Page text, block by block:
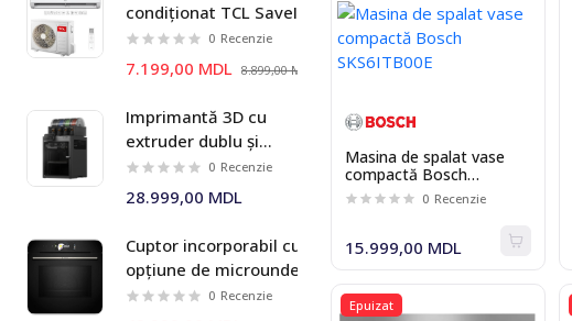
condiționat TCL SaveIN
TAC-09CHSD/ZG11I
Inverter wi-fi
0 Recenzie
7.199,00 MDL 8.899,00 MDL
Imprimantă 3D cu
extruder dublu și
sistem multi-material
AMS 2 Pro Bambu Lab
0 Recenzie
28.999,00 MDL
Cuptor incorporabil cu
opțiune de microunde
Bosch HMG778NB1 Seria I
0 Recenzie
Masina de spalat vase
compactă Bosch
SKS6ITB00E
0 Recenzie
15.999,00 MDL
Epuizat